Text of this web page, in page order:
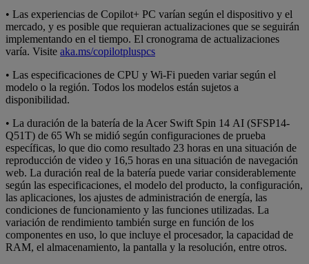
• Las experiencias de Copilot+ PC varían según el dispositivo y el
mercado, y es posible que requieran actualizaciones que se seguirán
implementando en el tiempo. El cronograma de actualizaciones
varía. Visite aka.ms/copilotpluspcs
• Las especificaciones de CPU y Wi-Fi pueden variar según el
modelo o la región. Todos los modelos están sujetos a
disponibilidad.
• La duración de la batería de la Acer Swift Spin 14 AI (SFSP14-
Q51T) de 65 Wh se midió según configuraciones de prueba
específicas, lo que dio como resultado 23 horas en una situación de
reproducción de video y 16,5 horas en una situación de navegación
web. La duración real de la batería puede variar considerablemente
según las especificaciones, el modelo del producto, la configuración,
las aplicaciones, los ajustes de administración de energía, las
condiciones de funcionamiento y las funciones utilizadas. La
variación de rendimiento también surge en función de los
componentes en uso, lo que incluye el procesador, la capacidad de
RAM, el almacenamiento, la pantalla y la resolución, entre otros.